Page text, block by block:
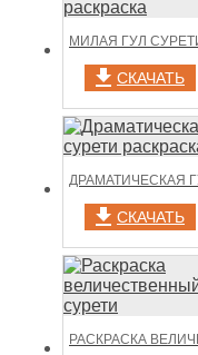
СКАЧАТЬ
СКАЧАТЬ